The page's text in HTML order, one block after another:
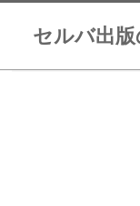
セルバ出